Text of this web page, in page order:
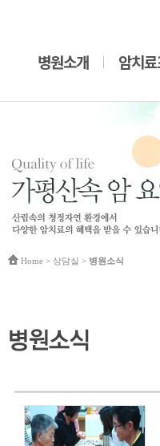
병원소개 암치
Home > 상담실 > 병원소식